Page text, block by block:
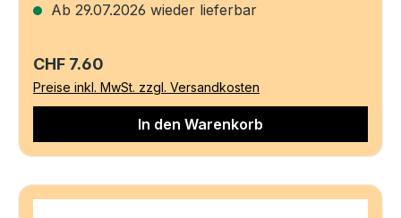
Ab 29.07.2026 wieder lieferbar
Regulärer Preis:
CHF 7.60
Preise inkl. MwSt. zzgl. Versandkosten
In den Warenkorb